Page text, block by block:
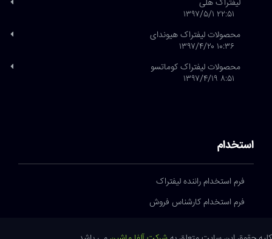
لیفتراک هلی
۲۲:۵۱ ۱۳۹۷/۵/۱
محصولات لیفتراک هیوندای
۱۰:۳۶ ۱۳۹۷/۴/۲۰
محصولات لیفتراک کوماتسو
۸:۵۱ ۱۳۹۷/۴/۱۹
استخدام
فرم استخدام راننده لیفتراک
فرم استخدام کارشناس فروش